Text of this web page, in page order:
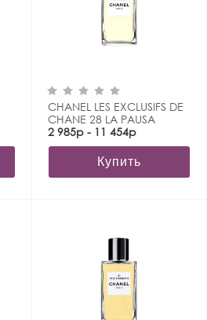
CHANEL LES EXCLUSIFS DE
CHANE 28 LA PAUSA
2 985р - 11 454р
Купить